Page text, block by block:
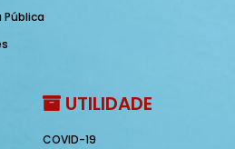
Pública
UTILIDADE
COVID-19